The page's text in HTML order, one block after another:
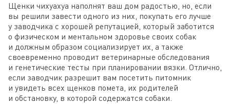
Щенки чихуахуа наполнят ваш дом радостью, но, если
вы решили завести одного из них, покупать его лучше
у заводчика с хорошей репутацией, который заботится
о физическом и ментальном здоровье своих собак
и должным образом социализирует их, а также
своевременно проводит ветеринарные обследования
и генетические тесты при планировании вязки. Отлично,
если заводчик разрешит вам посетить питомник
и увидеть всех щенков помета, их родителей
и обстановку, в которой содержатся собаки.